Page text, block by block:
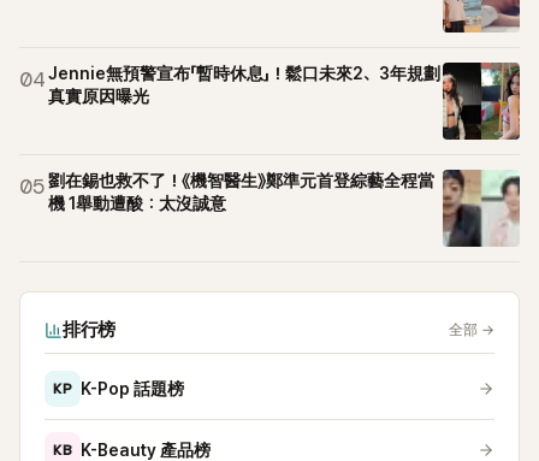
04Jennie無預警宣布「暫時休息」！鬆口未來2、3年規劃
真實原因曝光
05劉在錫也救不了！《機智醫生》鄭準元首登綜藝全程當
機 1舉動遭酸：太沒誠意
排行榜 全部 →
KP K-Pop 話題榜
KB K-Beauty 產品榜